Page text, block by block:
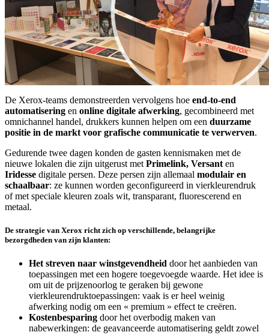
De Xerox-teams demonstreerden vervolgens hoe end-to-end
automatisering en online digitale afwerking, gecombineerd met
omnichannel handel, drukkers kunnen helpen om een duurzame
positie in de markt voor grafische communicatie te verwerven.
Gedurende twee dagen konden de gasten kennismaken met de
nieuwe lokalen die zijn uitgerust met Primelink, Versant en
Iridesse digitale persen. Deze persen zijn allemaal modulair en
schaalbaar: ze kunnen worden geconfigureerd in vierkleurendruk
of met speciale kleuren zoals wit, transparant, fluorescerend en
metaal.
De strategie van Xerox richt zich op verschillende, belangrijke
bezorgdheden van zijn klanten:
Het streven naar winstgevendheid door het aanbieden van
toepassingen met een hogere toegevoegde waarde. Het idee is
om uit de prijzenoorlog te geraken bij gewone
vierkleurendruktoepassingen: vaak is er heel weinig
afwerking nodig om een « premium » effect te creëren.
Kostenbesparing door het overbodig maken van
nabewerkingen: de geavanceerde automatisering geldt zowel